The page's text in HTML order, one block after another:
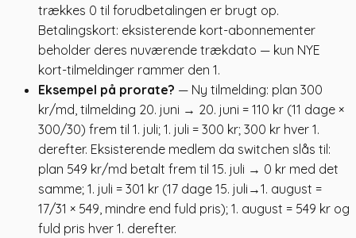
trækkes 0 til forudbetalingen er brugt op.
Betalingskort: eksisterende kort-abonnementer
beholder deres nuværende trækdato — kun NYE
kort-tilmeldinger rammer den 1.
Eksempel på prorate? — Ny tilmelding: plan 300
kr/md, tilmelding 20. juni → 20. juni = 110 kr (11 dage ×
300/30) frem til 1. juli; 1. juli = 300 kr; 300 kr hver 1.
derefter. Eksisterende medlem da switchen slås til:
plan 549 kr/md betalt frem til 15. juli → 0 kr med det
samme; 1. juli = 301 kr (17 dage 15. juli→1. august =
17/31 × 549, mindre end fuld pris); 1. august = 549 kr og
fuld pris hver 1. derefter.